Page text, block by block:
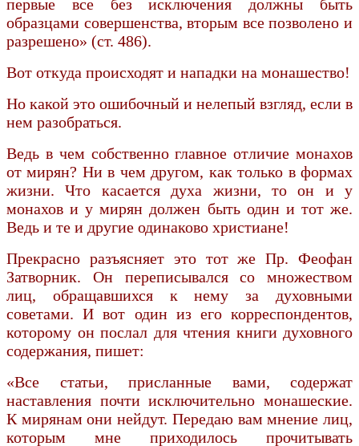
первые все без исключения должны быть
образцами совершенства, вторым все позволено и
разрешено» (ст. 486).
Вот откуда происходят и нападки на монашество!
Но какой это ошибочный и нелепый взгляд, если в
нем разобраться.
Ведь в чем собственно главное отличие монахов
от мирян? Ни в чем другом, как только в формах
жизни. Что касается духа жизни, то он и у
монахов и у мирян должен быть один и тот же.
Ведь и те и другие одинаково христиане!
Прекрасно разъясняет это тот же Пр. Феофан
Затворник. Он переписывался со множеством
лиц, обращавшихся к нему за духовными
советами. И вот один из его корреспондентов,
которому он послал для чтения книги духовного
содержания, пишет:
«Все статьи, присланные вами, содержат
наставления почти исключительно монашеские.
К мирянам они нейдут. Передаю вам мнение лиц,
которым мне приходилось прочитывать